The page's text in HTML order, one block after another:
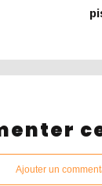
Ajouter un